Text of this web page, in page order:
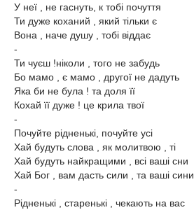
У неї , не гаснуть, к тобі почуття
Ти дуже коханий , який тільки є
Вона , наче душу , тобі віддає
-
Ти чуєш !ніколи , того не забудь
Бо мамо , є мамо , другої не дадуть
Яка би не була ! та доля її
Кохай її дуже ! це крила твої
-
Почуйте рідненькі, почуйте усі
Хай будуть слова , як молитвою , ті
Хай будуть найкращими , всі ваші сни
Хай Бог , вам дасть сили , та ваші сини
-
Рідненькі , старенькі , чекають на вас